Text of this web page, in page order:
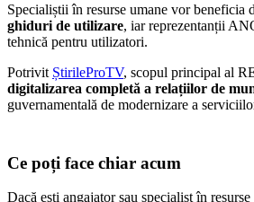
Specialiștii în resurse umane vor beneficia
ghiduri de utilizare, iar reprezentanții
tehnică pentru utilizatori.
Potrivit ȘtirileProTV, scopul principal al
digitalizarea completă a relațiilor de
guvernamentală de modernizare a
Ce poți face chiar acum
Dacă ești angajator sau specialist în